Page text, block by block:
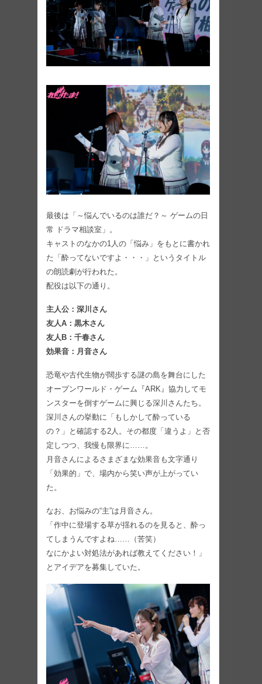
最後は「～悩んでいるのは誰だ？～ ゲームの日
常 ドラマ相談室」。
キャストのなかの1人の「悩み」をもとに書かれ
た「酔ってないですよ・・・」というタイトル
の朗読劇が行われた。
配役は以下の通り。
主人公：深川さん
友人A：黒木さん
友人B：千春さん
効果音：月音さん
恐竜や古代生物が闊歩する謎の島を舞台にした
オープンワールド・ゲーム『ARK』協力してモ
ンスターを倒すゲームに興じる深川さんたち。
深川さんの挙動に「もしかして酔っている
の？」と確認する2人。その都度「違うよ」と否
定しつつ、我慢も限界に……。
月音さんによるさまざまな効果音も文字通り
「効果的」で、場内から笑い声が上がってい
た。
なお、お悩みの“主”は月音さん。
「作中に登場する草が揺れるのを見ると、酔っ
てしまうんですよね……（苦笑）
なにかよい対処法があれば教えてください！」
とアイデアを募集していた。